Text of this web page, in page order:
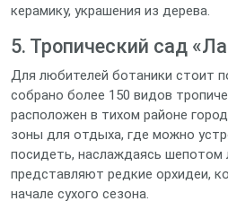
керамику, украшения из дерева.
5. Тропический сад
Для любителей ботаники стоит
собрано более 150 видов
расположен в тихом районе
зоны для отдыха, где можно
посидеть, наслаждаясь шепотом
представляют редкие орхидеи,
начале сухого сезона.